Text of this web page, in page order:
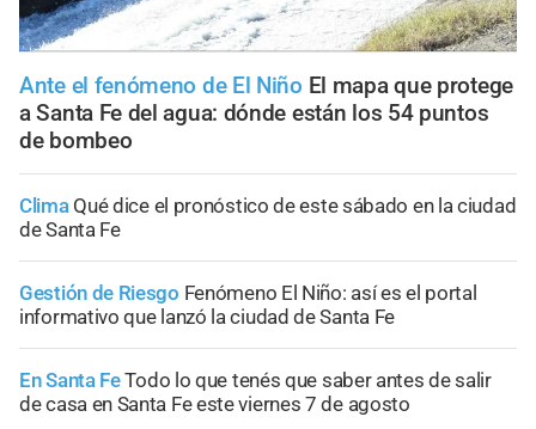
Ante el fenómeno de El Niño El mapa que protege
a Santa Fe del agua: dónde están los 54 puntos
de bombeo
Clima Qué dice el pronóstico de este sábado en la ciudad
de Santa Fe
Gestión de Riesgo Fenómeno El Niño: así es el portal
informativo que lanzó la ciudad de Santa Fe
En Santa FeTodo lo que tenés que saber antes de salir
de casa en Santa Fe este viernes 7 de agosto